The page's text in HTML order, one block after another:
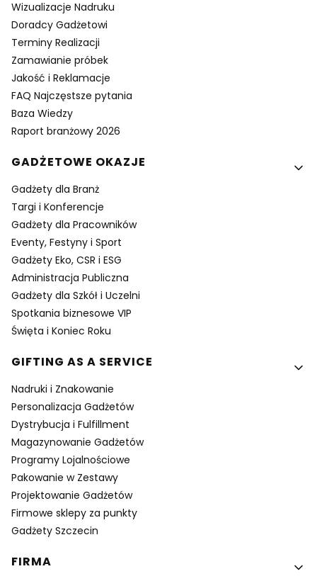
Wizualizacje Nadruku
Doradcy Gadżetowi
Terminy Realizacji
Zamawianie próbek
Jakość i Reklamacje
FAQ Najczęstsze pytania
Baza Wiedzy
Raport branżowy 2026
GADŻETOWE OKAZJE
Gadżety dla Branż
Targi i Konferencje
Gadżety dla Pracowników
Eventy, Festyny i Sport
Gadżety Eko, CSR i ESG
Administracja Publiczna
Gadżety dla Szkół i Uczelni
Spotkania biznesowe VIP
Święta i Koniec Roku
GIFTING AS A SERVICE
Nadruki i Znakowanie
Personalizacja Gadżetów
Dystrybucja i Fulfillment
Magazynowanie Gadżetów
Programy Lojalnościowe
Pakowanie w Zestawy
Projektowanie Gadżetów
Firmowe sklepy za punkty
Gadżety Szczecin
FIRMA